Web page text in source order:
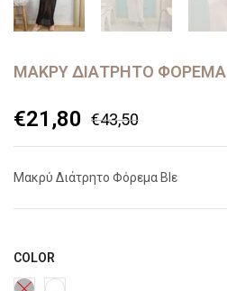
ΜΑΚΡΎ ΔΙΆΤΡΗΤΟ ΦΌΡΕΜΑ
€43,50
€21,80
Μακρύ Διάτρητο Φόρεμα Blε
COLOR